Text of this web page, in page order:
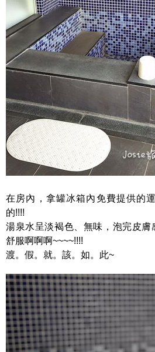
在房內，拿罐冰箱內免費提供的
的!!!!
湯泉水呈淡褐色、無味，泡完皮膚
舒服啊啊啊~~~~!!!!
渡。假。就。該。如。此~